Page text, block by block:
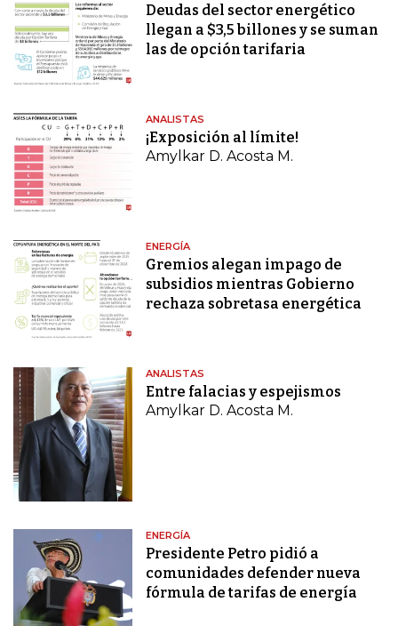
Deudas del sector energético
llegan a $3,5 billones y se suman
las de opción tarifaria
ANALISTAS
¡Exposición al límite!
Amylkar D. Acosta M.
ENERGÍA
Gremios alegan impago de
subsidios mientras Gobierno
rechaza sobretasa energética
ANALISTAS
Entre falacias y espejismos
Amylkar D. Acosta M.
ENERGÍA
Presidente Petro pidió a
comunidades defender nueva
fórmula de tarifas de energía